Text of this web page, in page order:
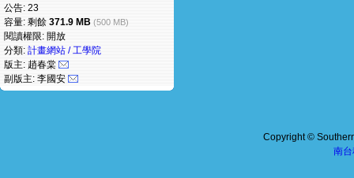
公告: 23
容量: 剩餘 371.9 MB (500 MB)
閱讀權限: 開放
分類: 計畫網站 / 工學院
版主: 趙春棠
副版主: 李國安
Copyright ©
南